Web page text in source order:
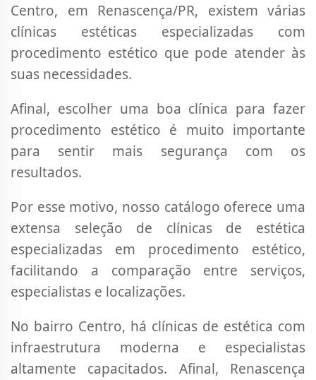
Centro, em Renascença/PR, existem várias
clínicas estéticas especializadas com
procedimento estético que pode atender às
suas necessidades.
Afinal, escolher uma boa clínica para fazer
procedimento estético é muito importante
para sentir mais segurança com os
resultados.
Por esse motivo, nosso catálogo oferece uma
extensa seleção de clínicas de estética
especializadas em procedimento estético,
facilitando a comparação entre serviços,
especialistas e localizações.
No bairro Centro, há clínicas de estética com
infraestrutura moderna e especialistas
altamente capacitados. Afinal, Renascença